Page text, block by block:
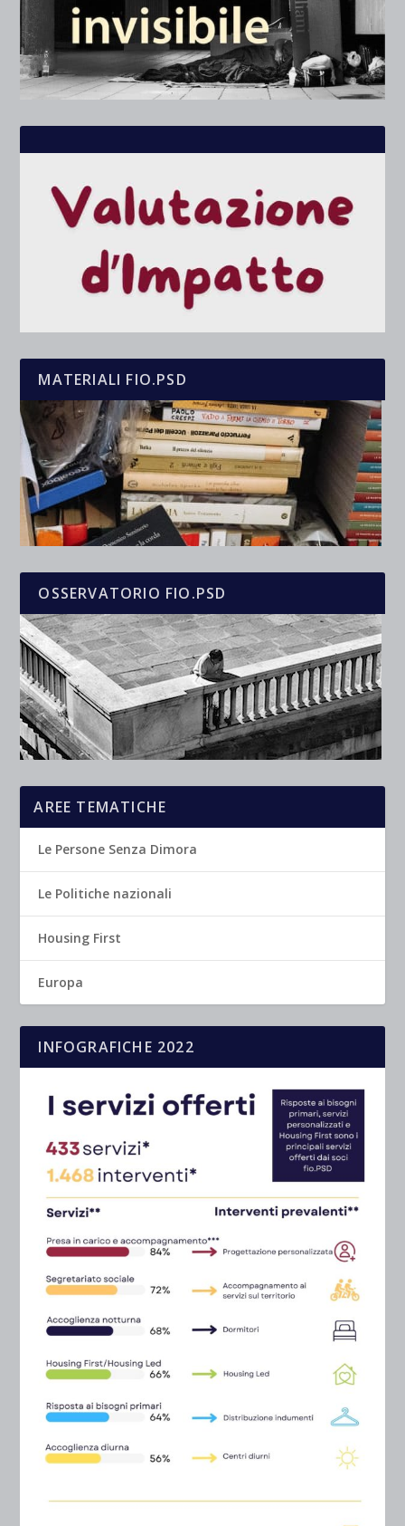
MATERIALI FIO.PSD
OSSERVATORIO FIO.PSD
AREE TEMATICHE
Le Persone Senza Dimora
Le Politiche nazionali
Housing First
Europa
INFOGRAFICHE 2022